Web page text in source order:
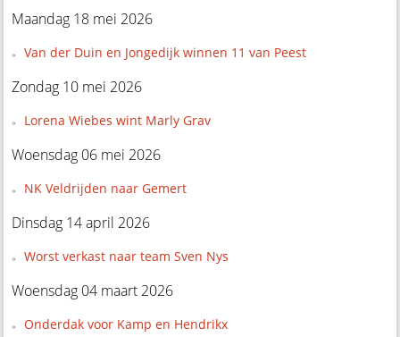
Maandag 18 mei 2026
Van der Duin en Jongedijk winnen 11 van Peest
Zondag 10 mei 2026
Lorena Wiebes wint Marly Grav
Woensdag 06 mei 2026
NK Veldrijden naar Gemert
Dinsdag 14 april 2026
Worst verkast naar team Sven Nys
Woensdag 04 maart 2026
Onderdak voor Kamp en Hendrikx